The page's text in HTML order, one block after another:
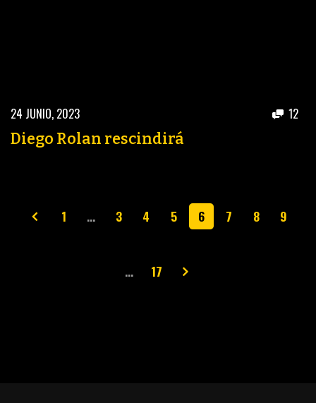
24 JUNIO, 2023 12
Diego Rolan rescindirá
1 … 3 4 5 6 7 8 9
… 17